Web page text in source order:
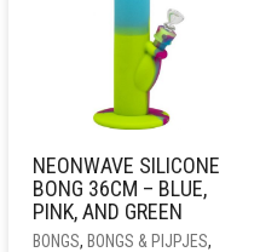
NEONWAVE SILICONE
BONG 36CM – BLUE,
PINK, AND GREEN
BONGS, BONGS & PIJPJES,